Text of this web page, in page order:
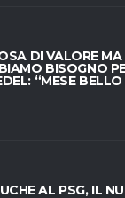
DI VALORE
BISOGNO
“MESE BELLO
AL PSG, IL